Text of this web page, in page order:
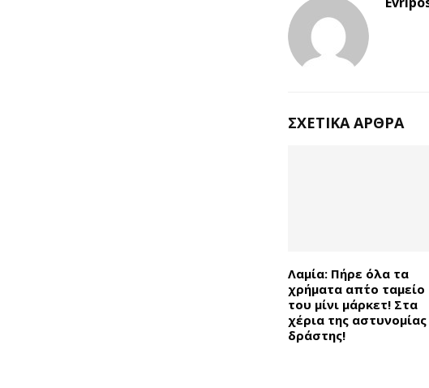
ΣΧΕΤΙΚΆ ΆΡΘΡΑ
Λαμία: Πήρε όλα τα
χρήματα απ΄το ταμείο
του μίνι μάρκετ! Στα
χέρια της αστυνομίας
δράστης!